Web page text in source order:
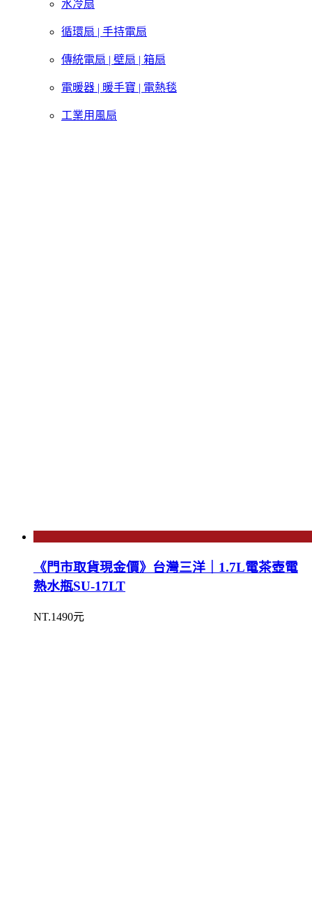
水冷扇
循環扇 | 手持電扇
傳統電扇 | 壁扇 | 箱扇
電暖器 | 暖手寶 | 電熱毯
工業用風扇
《門市取貨現金價》台灣三洋｜1.7L電茶壺電
熱水瓶SU-17LT
NT.1490元